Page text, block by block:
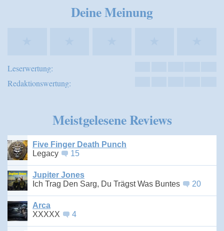
Deine Meinung
Leserwertung:
Redaktionswertung:
Meistgelesene Reviews
Five Finger Death Punch
Legacy
15
Jupiter Jones
Ich Trag Den Sarg, Du Trägst Was Buntes
20
Arca
XXXXX
4